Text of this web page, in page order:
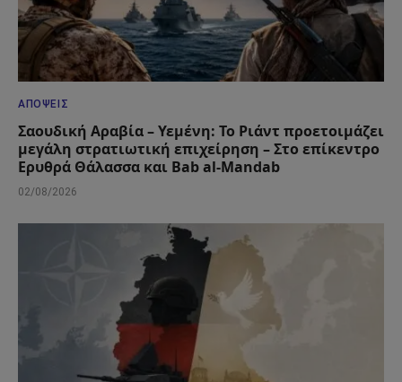
ΑΠΌΨΕΙΣ
Σαουδική Αραβία – Υεμένη: Το Ριάντ προετοιμάζει
μεγάλη στρατιωτική επιχείρηση – Στο επίκεντρο
Ερυθρά Θάλασσα και Bab al-Mandab
02/08/2026